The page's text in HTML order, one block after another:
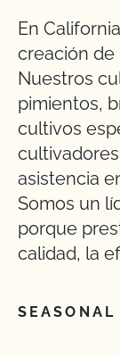
En
creación de
Nuestros
pimientos,
cultivos
asistencia
Somos un
porque
calidad, la
SEASONAL